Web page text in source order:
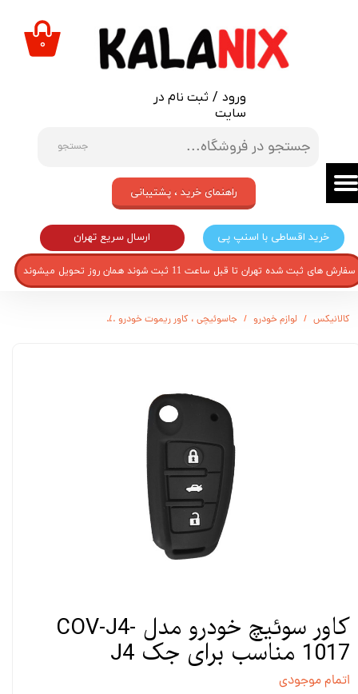
جستجو
ورود / ثبت نام در
سایت
حساب کاربری من
تغییر گذر واژه
خروج از حساب کاربری
۰
خرید اقساطی با اسنپ پی ارسال سریع تهران
راهنمای خرید ، پشتیبانی
سفارش های ثبت شده تهران تا قبل ساعت 11 ثبت شوند همان روز تحویل میشوند
کالانیکس لوازم خودرو جاسوئیچی ، کاور ریموت خودرو
کاور سوئیچ خودرو مدل COV-J4-
1017 مناسب برای جک J4
اتمام موجودی